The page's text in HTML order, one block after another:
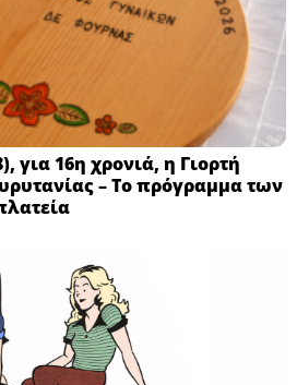
για 16η χρονιά, η Γιορτή
– Το πρόγραμμα των